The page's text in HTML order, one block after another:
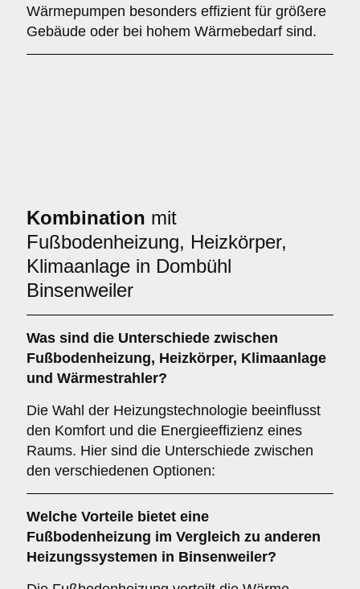
Wärmepumpen besonders effizient für größere
Gebäude oder bei hohem Wärmebedarf sind.
Kombination mit
Fußbodenheizung, Heizkörper,
Klimaanlage in Dombühl
Binsenweiler
Was sind die Unterschiede zwischen
Fußbodenheizung, Heizkörper, Klimaanlage
und Wärmestrahler?
Die Wahl der Heizungstechnologie beeinflusst
den Komfort und die Energieeffizienz eines
Raums. Hier sind die Unterschiede zwischen
den verschiedenen Optionen:
Welche Vorteile bietet eine
Fußbodenheizung im Vergleich zu anderen
Heizungssystemen in Binsenweiler?